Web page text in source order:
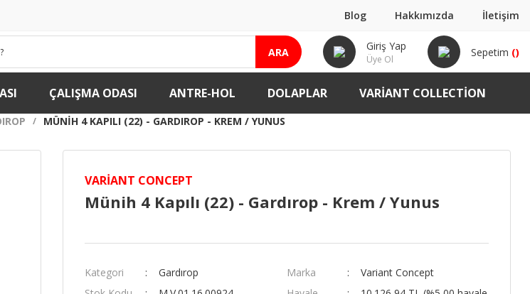
Blog Hakkımızda İletişim
ARA Giriş Yap
Üye Ol
Sepetim ()
ÇALIŞMA ODASI ANTRE-HOL DOLAPLAR VARIANT COLLECTION
MÜNIH 4 KAPILI (22) - GARDIROP - KREM / YUNUS
VARIANT CONCEPT
Münih 4 Kapılı (22) - Gardırop - Krem / Yunus
Kategori Gardırop Marka
Variant Concept